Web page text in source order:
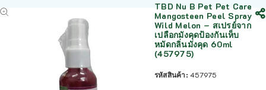
TBD Nu B Pet Pet Care
Mangosteen Peel Spray
Wild Melon – สเปรย์จาก
เปลือกมังคุดป้องกันเห็บ
หมัดกลิ่นมังคุด 60ml
(457975)
รหัสสินค้า:457975